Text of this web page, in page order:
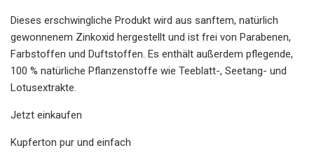
Dieses erschwingliche Produkt wird aus sanftem, natürlich
gewonnenem Zinkoxid hergestellt und ist frei von Parabenen,
Farbstoffen und Duftstoffen. Es enthält außerdem pflegende,
100 % natürliche Pflanzenstoffe wie Teeblatt-, Seetang- und
Lotusextrakte.
Jetzt einkaufen
Kupferton pur und einfach